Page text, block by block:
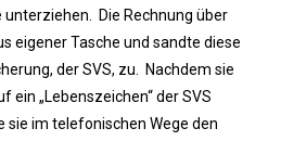
Die Rechnung über
eigener Tasche und sandte diese
der SVS, zu. Nachdem sie
ein „Lebenszeichen“ der SVS
im telefonischen Wege den